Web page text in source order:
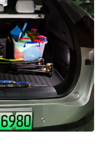
正的遛娃神器✅ 高
高速转惠深